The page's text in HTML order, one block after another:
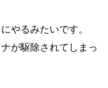
やるみたいです。
が駆除されてしまっ